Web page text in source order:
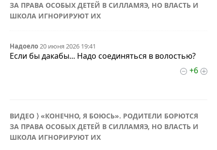
ЗА ПРАВА ОСОБЫХ ДЕТЕЙ В СИЛЛАМЯЭ, НО ВЛАСТЬ И
ШКОЛА ИГНОРИРУЮТ ИХ
Надоело20 июня 2026 19:41
Если бы дакабы... Надо соединяться в волостью?
+6
ВИДЕО ⟩ «КОНЕЧНО, Я БОЮСЬ». РОДИТЕЛИ БОРЮТСЯ
ЗА ПРАВА ОСОБЫХ ДЕТЕЙ В СИЛЛАМЯЭ, НО ВЛАСТЬ И
ШКОЛА ИГНОРИРУЮТ ИХ